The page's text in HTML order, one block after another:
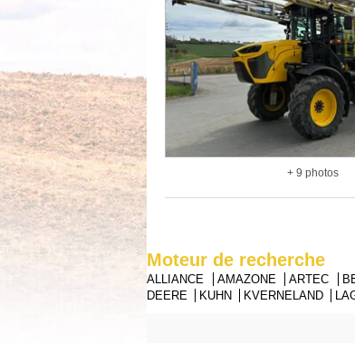
+ 9 photos
Moteur de recherche
ALLIANCE AMAZONE ARTEC
DEERE
KUHN KVERNELAND